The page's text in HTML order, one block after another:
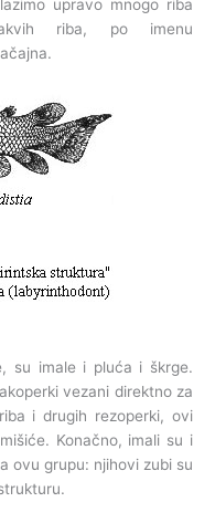
upravo mnogo riba
riba, po imenu
imale i pluća i škrge.
vezani direktno za
i drugih rezoperki, ovi
Konačno, imali su i
ovu grupu: njihovi zubi su